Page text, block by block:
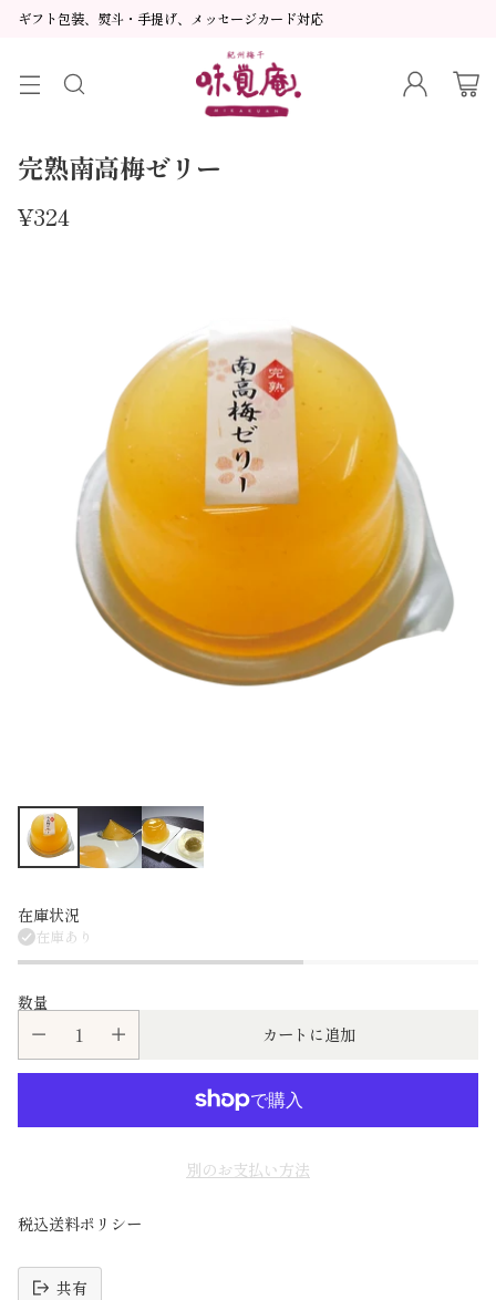
ギフト包装、熨斗・手提げ、メッセージカード対応
完熟南高梅ゼリー
通
¥324
在庫状況
在庫あり
数量
カートに追加
別のお支払い方法
税込送料ポリシー
共有